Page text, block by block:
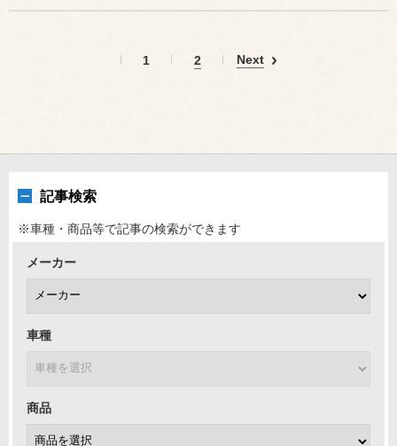
1 2 Next
記事検索
※車種・商品等で記事の検索ができます
メーカー
車種
商品